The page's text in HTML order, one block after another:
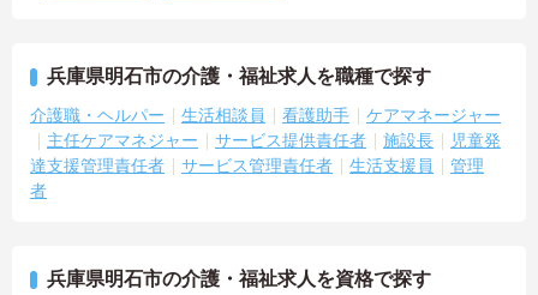
兵庫県明石市の介護・福祉求人を職種で探す
介護職・ヘルパー 生活相談員 看護助手
ケアマネージャー
主任ケアマネジャー
サービス提供責任者 施設長
児童発
達支援管理責任者
サービス管理責任者 生活支援員
管理
者
兵庫県明石市の介護・福祉求人を資格で探す